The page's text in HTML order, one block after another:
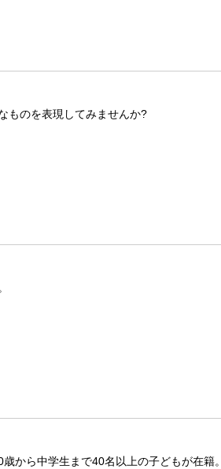
ものを表現してみませんか?
から中学生まで40名以上の子どもが在籍。